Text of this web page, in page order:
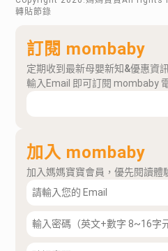
轉貼節錄
訂閱 mombaby
定期收到最新母嬰新知&優惠資訊
輸入Email 即可訂閱 mombaby
加入 mombaby
加入媽媽寶寶會員，優先閱讀體